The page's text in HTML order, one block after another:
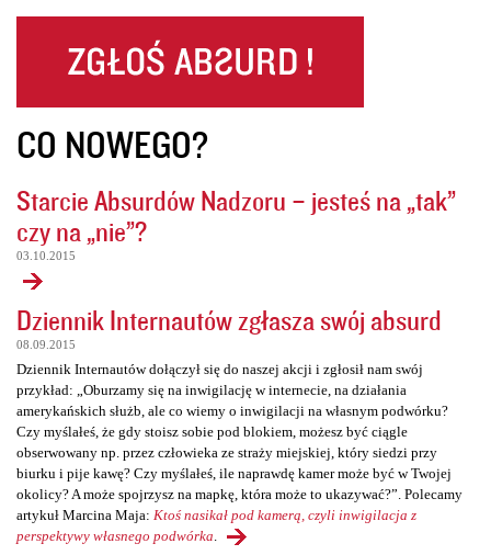
CO NOWEGO?
Starcie Absurdów Nadzoru – jesteś na „tak”
czy na „nie”?
03.10.2015
Dziennik Internautów zgłasza swój absurd
08.09.2015
Dziennik Internautów dołączył się do naszej akcji i zgłosił nam swój
przykład: „Oburzamy się na inwigilację w internecie, na działania
amerykańskich służb, ale co wiemy o inwigilacji na własnym podwórku?
Czy myślałeś, że gdy stoisz sobie pod blokiem, możesz być ciągle
obserwowany np. przez człowieka ze straży miejskiej, który siedzi przy
biurku i pije kawę? Czy myślałeś, ile naprawdę kamer może być w Twojej
okolicy? A może spojrzysz na mapkę, która może to ukazywać?”. Polecamy
artykuł Marcina Maja: Ktoś nasikał pod kamerą, czyli inwigilacja z
perspektywy własnego podwórka